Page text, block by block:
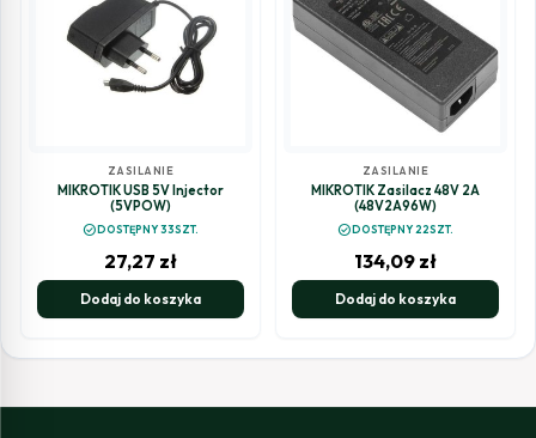
ZASILANIE
MIKROTIK USB 5V Injector
(5VPOW)
check_circleDOSTĘPNY 33SZT.
27,27 zł
Dodaj do koszyka
ZASILANIE
MIKROTIK Zasilacz 48V 2A
(48V2A96W)
check_circleDOSTĘPNY 22SZT.
134,09 zł
Dodaj do koszyka